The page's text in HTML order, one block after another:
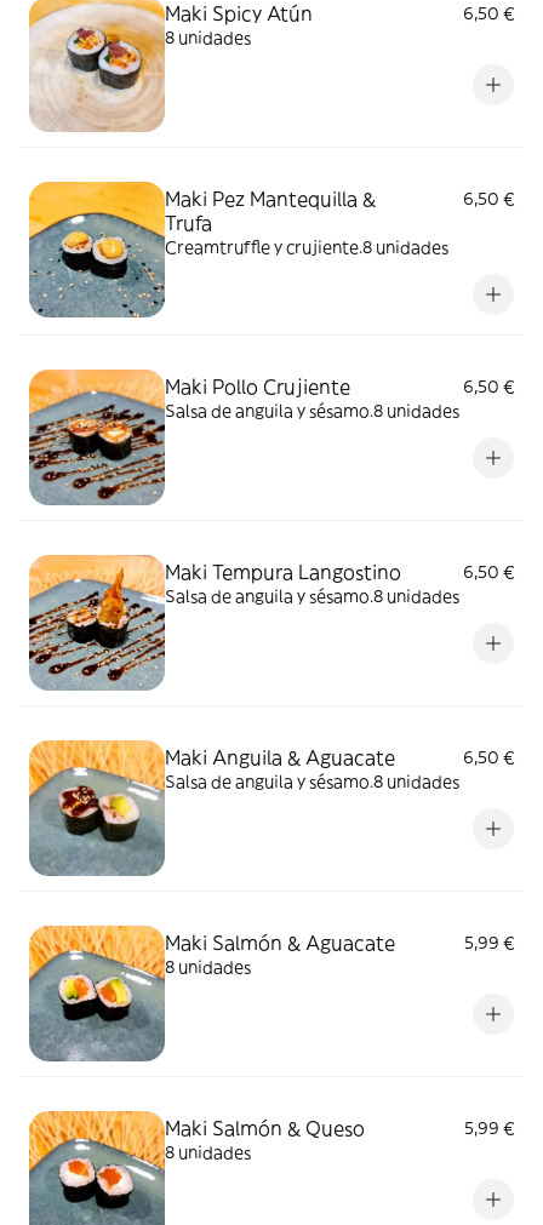
Maki Spicy Atún
6,50 €
8 unidades
Maki Pez Mantequilla &
Trufa
6,50 €
Creamtruffle y crujiente.8 unidades
Maki Pollo Crujiente
6,50 €
Salsa de anguila y sésamo.8 unidades
Maki Tempura Langostino
6,50 €
Salsa de anguila y sésamo.8 unidades
Maki Anguila & Aguacate
6,50 €
Salsa de anguila y sésamo.8 unidades
Maki Salmón & Aguacate
5,99 €
8 unidades
Maki Salmón & Queso
5,99 €
8 unidades